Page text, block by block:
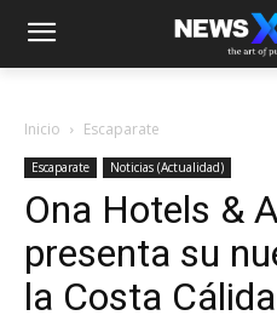
Inicio Escaparate
Escaparate Noticias (Actualidad)
Ona Hotels &
presenta su
la Costa Cálida